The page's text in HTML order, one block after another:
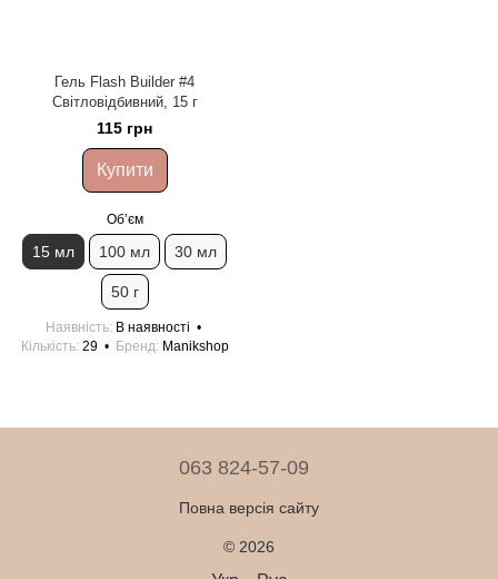
Гель Flash Builder #4
Світловідбивний, 15 г
115 грн
Купити
Обʼєм
15 мл 100 мл 30 мл
50 г
Наявність
В наявності
Кількість 29 Бренд Manikshop
063 824-57-09
Повна версія сайту
© 2026